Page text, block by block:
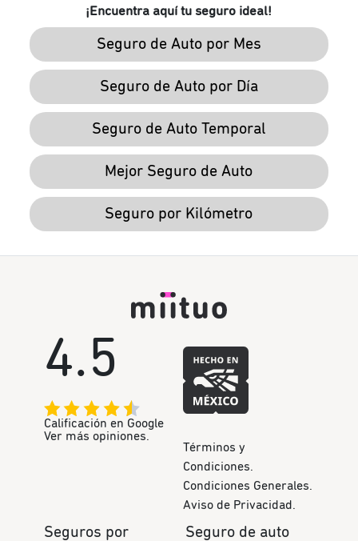
¡Encuentra aquí tu seguro ideal!
Seguro de Auto por Mes
Seguro de Auto por Día
Seguro de Auto Temporal
Mejor Seguro de Auto
Seguro por Kilómetro
4.5
Calificación en Google
Ver más opiniones.
Términos y
Condiciones.
Condiciones Generales.
Aviso de Privacidad.
Seguros por
Seguro de auto